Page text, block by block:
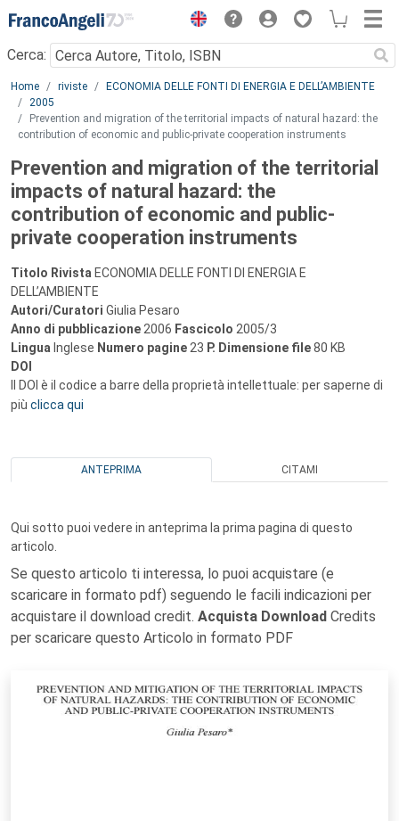
Menu
Cerca:
Main content
Home riviste
ECONOMIA DELLE FONTI DI ENERGIA E DELL’AMBIENTE
2005
Prevention and migration of the territorial impacts of natural hazard: the
contribution of economic and public-private cooperation instruments
Prevention and migration of the territorial
impacts of natural hazard: the
contribution of economic and public-
private cooperation instruments
Titolo Rivista ECONOMIA DELLE FONTI DI ENERGIA E
DELL’AMBIENTE
Autori/Curatori Giulia Pesaro
Anno di pubblicazione 2006 Fascicolo 2005/3
Lingua Inglese Numero pagine 23 P. Dimensione file80 KB
DOI
Il DOI è il codice a barre della proprietà intellettuale: per saperne di
più clicca qui
ANTEPRIMA CITAMI
Qui sotto puoi vedere in anteprima la prima pagina di questo
articolo.
Se questo articolo ti interessa, lo puoi acquistare (e
scaricare in formato pdf) seguendo le facili indicazioni per
acquistare il download credit. Acquista Download Credits
per scaricare questo Articolo in formato PDF